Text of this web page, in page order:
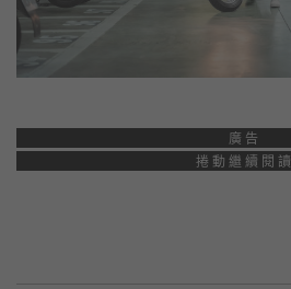
廣告
捲動繼續閱讀